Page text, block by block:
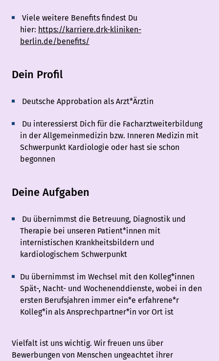
Viele weitere Benefits findest Du
hier: https://karriere.drk-kliniken-
berlin.de/benefits/
Dein Profil
Deutsche Approbation als Arzt*Ärztin
Du interessierst Dich für die Facharztweiterbildung
in der Allgemeinmedizin bzw. Inneren Medizin mit
Schwerpunkt Kardiologie oder hast sie schon
begonnen
Deine Aufgaben
Du übernimmst die Betreuung, Diagnostik und
Therapie bei unseren Patient*innen mit
internistischen Krankheitsbildern und
kardiologischem Schwerpunkt
Du übernimmst im Wechsel mit den Kolleg*innen
Spät-, Nacht- und Wochenenddienste, wobei in den
ersten Berufsjahren immer ein*e erfahrene*r
Kolleg*in als Ansprechpartner*in vor Ort ist
Vielfalt ist uns wichtig. Wir freuen uns über
Bewerbungen von Menschen ungeachtet ihrer